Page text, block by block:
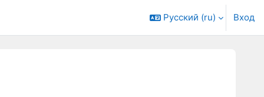
Русский ‎(ru)‎ Вход